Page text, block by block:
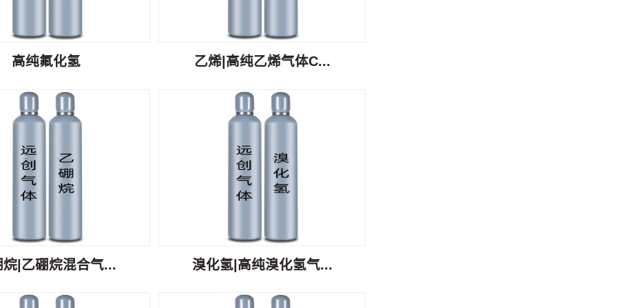
高纯氟化氢 乙烯|高纯乙烯气体C...
烷|乙硼烷混合气... 溴化氢|高纯溴化氢气...